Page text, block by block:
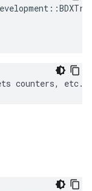
counters, etc.